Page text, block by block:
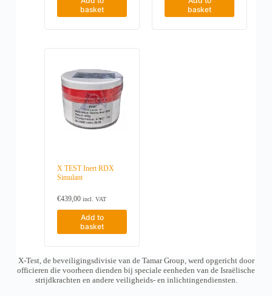
basket
basket
X TEST Inert RDX
Simulant
€439,00 incl. VAT
Add to
basket
X-Test, de beveiligingsdivisie van de Tamar Group, werd opgericht door
officieren die voorheen dienden bij speciale eenheden van de Israëlische
strijdkrachten en andere veiligheids- en inlichtingendiensten.